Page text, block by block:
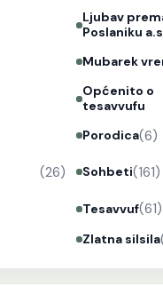
Ljubav
Poslaniku
Mubarek
Općenito o
tesavvufu
Porodica(6)
(26) Sohbeti(161)
Tesavvuf(61)
Zlatna silsila